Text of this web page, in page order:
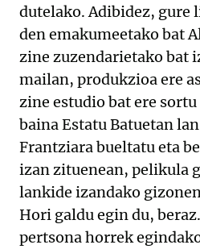
dutelako. Adibidez, gure
den emakumeetako bat
zine zuzendarietako bat
mailan, produkzioa ere
zine estudio bat ere
baina Estatu Batuetan
Frantziara bueltatu eta
izan zituenean, pelikula
lankide izandako
Hori galdu egin du,
pertsona horrek